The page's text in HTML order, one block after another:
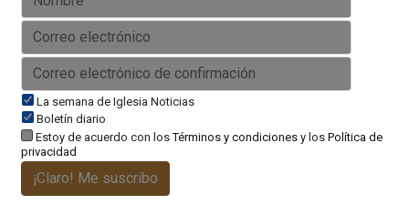
La semana de Iglesia Noticias
Boletín diario
Estoy de acuerdo con losTérminos y condicionesy los Política de
privacidad
¡Claro! Me suscribo